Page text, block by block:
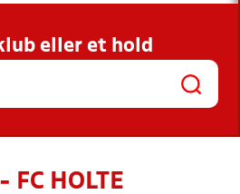
INDHOLD OG NYHEDER
KLUBBER OG
HOLD
eller et hold
FC HOLTE